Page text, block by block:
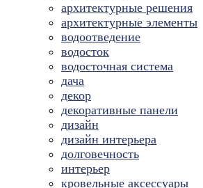
архитектурные решения
архитектурные элементы
водоотведение
водосток
водосточная система
дача
декор
декоративные панели
дизайн
дизайн интерьера
долговечность
интерьер
кровельные аксессуары